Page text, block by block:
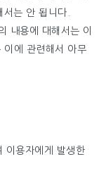
는 안 됩니다.
내용에 대해서는 이
이에 관련해서 아무
이용자에게 발생한